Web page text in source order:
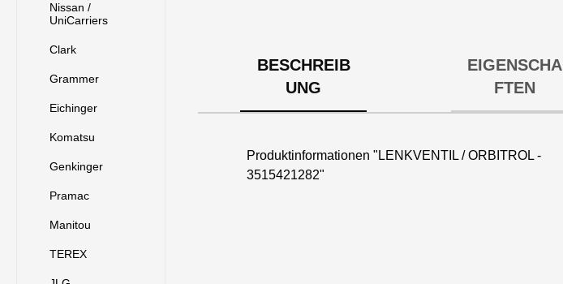
Nissan /
UniCarriers
Clark
Grammer
Eichinger
Komatsu
Genkinger
Pramac
Manitou
TEREX
BESCHREIB
UNG
EIGENSCHA
FTEN
Produktinformationen "LENKVENTIL / ORBITROL -
3515421282"